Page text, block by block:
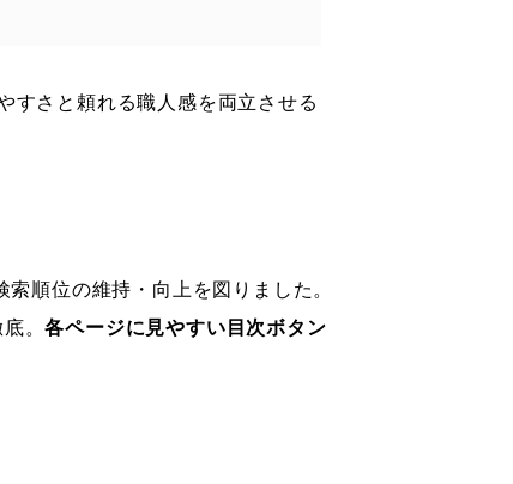
すさと頼れる職人感を両立させる
索順位の維持・向上を図りました。
底。各ページに見やすい目次ボタン